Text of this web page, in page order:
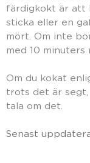
färdigkokt är att
sticka eller en
mört. Om inte
med 10
Om du kokat
trots det är
tala om det.
Senast